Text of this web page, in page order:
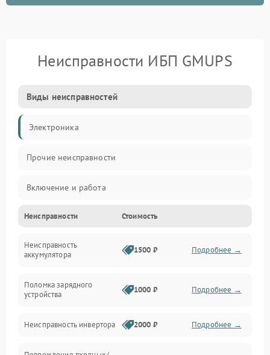
Неисправности ИБП GMUPS
Виды неисправностей
Электроника
Прочие неисправности
Включение и работа
Работа с нагрузкой
Звук и индикация
Неисправности Стоимость
Неисправность
аккумулятора
1500 ₽ Подробнее →
Поломка зарядного
устройства
1000 ₽ Подробнее →
Неисправность инвертора 2000 ₽ Подробнее →